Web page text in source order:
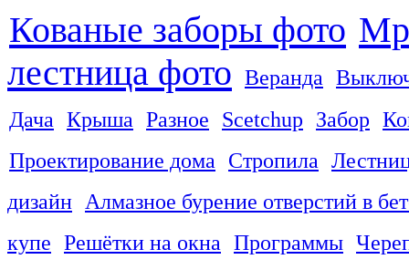
Кованые заборы фото
лестница фото Веранда
Дача Крыша Разное Scetchup Забор
Проектирование дома Стропила
дизайн Алмазное бурение отверстий в
купе Решётки на окна Программы